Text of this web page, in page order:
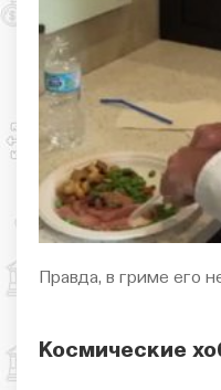
Правда, в гриме его
Космические